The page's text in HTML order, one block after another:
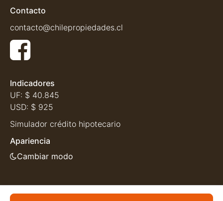
Contacto
contacto@chilepropiedades.cl
Indicadores
UF: $ 40.845
USD: $ 925
Simulador crédito hipotecario
Apariencia
Cambiar modo